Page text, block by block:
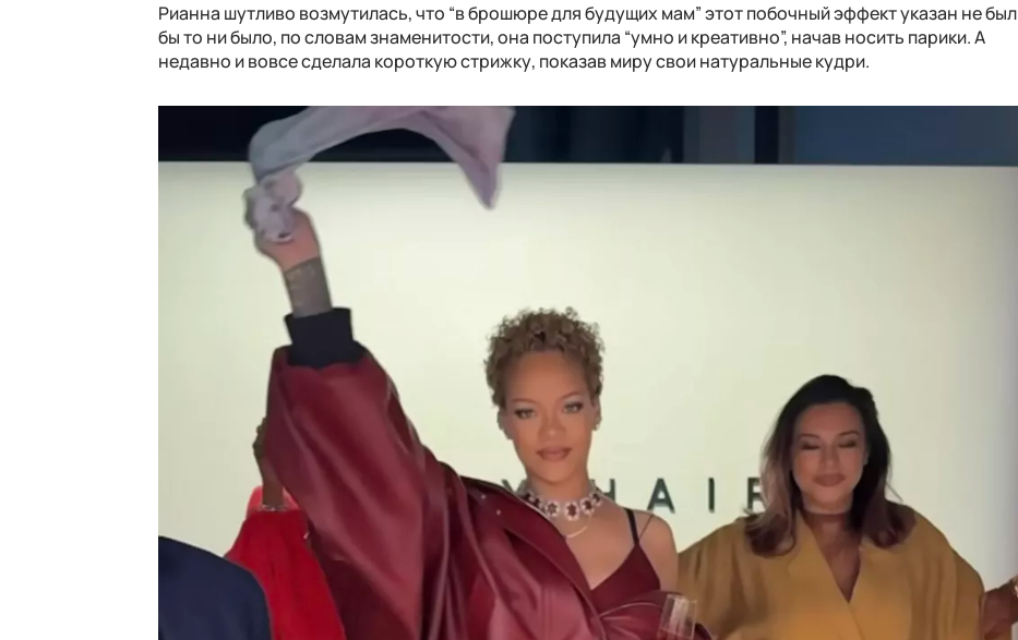
Рианна шутливо возмутилась, что “в брошюре для будущих мам” этот побочный эффект указан не
бы то ни было, по словам знаменитости, она поступила “умно и креативно”, начав носить парики. А
недавно и вовсе сделала короткую стрижку, показав миру свои натуральные кудри.